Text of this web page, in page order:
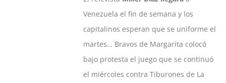
Venezuela el fin de semana y los
capitalinos esperan que se uniforme el
martes… Bravos de Margarita colocó
bajo protesta el juego que se continuó
el miércoles contra Tiburones de La